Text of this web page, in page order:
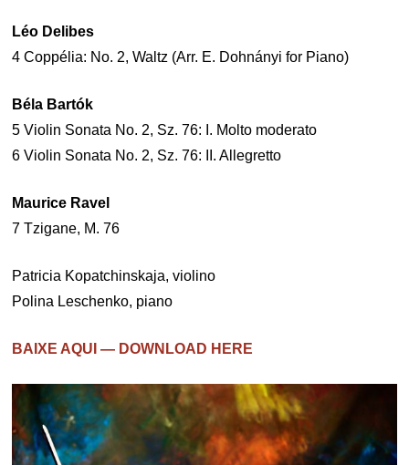
Léo Delibes
4 Coppélia: No. 2, Waltz (Arr. E. Dohnányi for Piano)
Béla Bartók
5 Violin Sonata No. 2, Sz. 76: I. Molto moderato
6 Violin Sonata No. 2, Sz. 76: II. Allegretto
Maurice Ravel
7 Tzigane, M. 76
Patricia Kopatchinskaja, violino
Polina Leschenko, piano
BAIXE AQUI — DOWNLOAD HERE